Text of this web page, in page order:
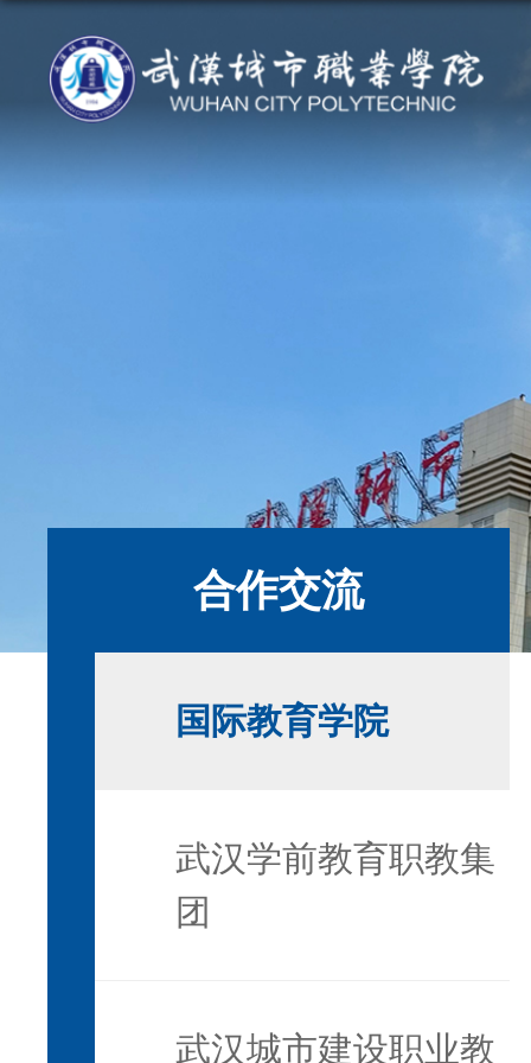
合作交流
国际教育学院
武汉学前教育职教集
团
武汉城市建设职业教